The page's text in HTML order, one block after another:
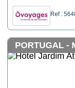
Ref :
PORTUGAL -